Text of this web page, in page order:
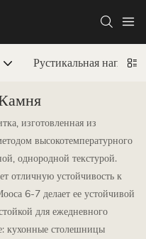
Рустикальная
изготовленная из
высокотемпературного
однородной текстурой.
отличную устойчивость к
6-7 делает ее устойчивой
для ежедневного
кухонные столешницы